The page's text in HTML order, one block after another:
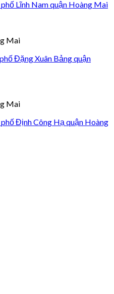
Lĩnh Nam quận Hoàng Mai
Mai
Đặng Xuân Bảng quận
Mai
Định Công Hạ quận Hoàng